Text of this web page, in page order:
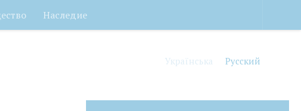
Наследие
Українська Русский